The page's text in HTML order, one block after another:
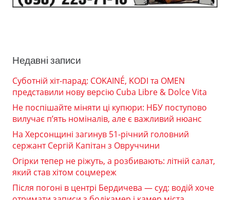
Недавні записи
Суботній хіт-парад: COKAINÉ, KODI та OMEN
представили нову версію Cuba Libre & Dolce Vita
Не поспішайте міняти ці купюри: НБУ поступово
вилучає п’ять номіналів, але є важливий нюанс
На Херсонщині загинув 51-річний головний
сержант Сергій Капітан з Овруччини
Огірки тепер не ріжуть, а розбивають: літній салат,
який став хітом соцмереж
Після погоні в центрі Бердичева — суд: водій хоче